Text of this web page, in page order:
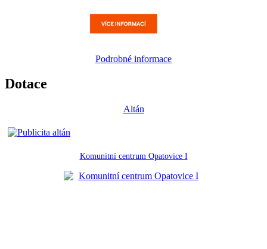
Podrobné informace
Dotace
Altán
Komunitní centrum Opatovice I